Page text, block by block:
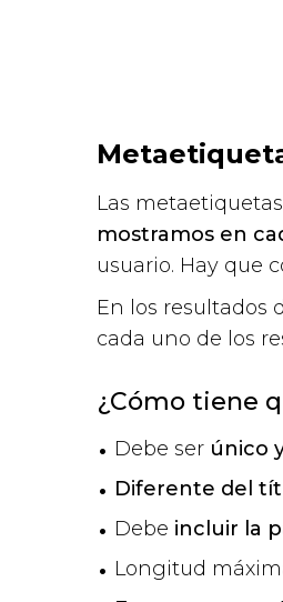
Las metaetiquetas
mostramos en
usuario. Hay que
En los resultados
cada uno de los
¿Cómo tiene
Debe ser único
Diferente del
Debe incluir la
Longitud